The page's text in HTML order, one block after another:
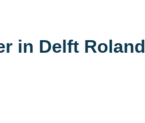
in Delft Roland